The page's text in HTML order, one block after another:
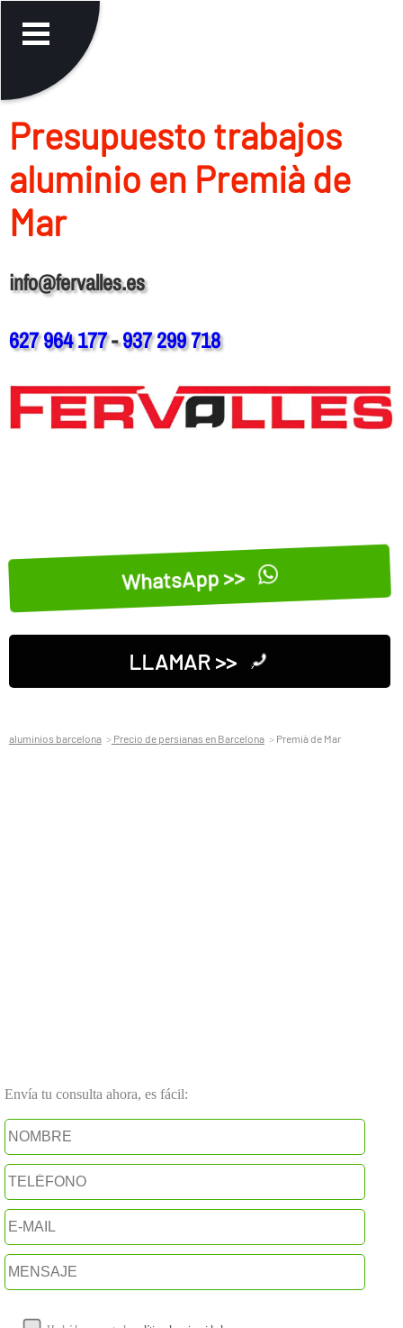
Presupuesto trabajos
aluminio en Premià de
Mar
info@fervalles.es
627 964 177-937 299 718
WhatsApp >>
LLAMAR >>
aluminios barcelona Precio de persianas en Barcelona Premià de Mar
Envía tu consulta ahora, es fácil: